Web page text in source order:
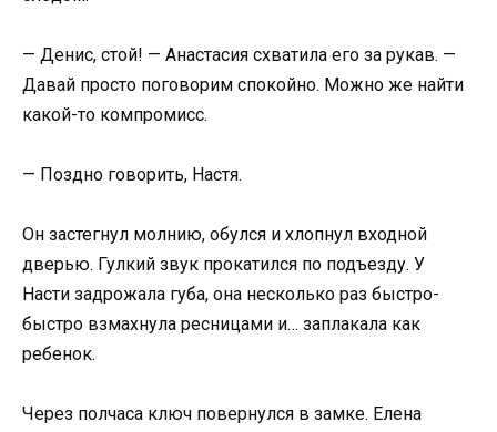
— Денис, стой! — Анастасия схватила его за рукав. —
Давай просто поговорим спокойно. Можно же найти
какой-то компромисс.
— Поздно говорить, Настя.
Он застегнул молнию, обулся и хлопнул входной
дверью. Гулкий звук прокатился по подъезду. У
Насти задрожала губа, она несколько раз быстро-
быстро взмахнула ресницами и… заплакала как
ребенок.
Через полчаса ключ повернулся в замке. Елена